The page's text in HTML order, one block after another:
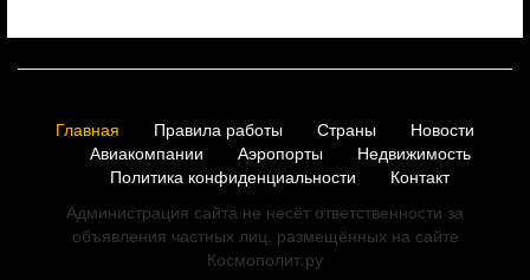
Главная Правила работы Страны
Новости
Авиакомпании
Аэропорты
Недвижимость
Политика конфиденциальности
Контакт
Администрация сайта не несёт ответственности за
объявления частных лиц, размещённых на сайте
Космополит.ру